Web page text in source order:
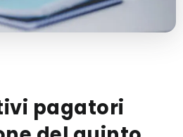
pagatori